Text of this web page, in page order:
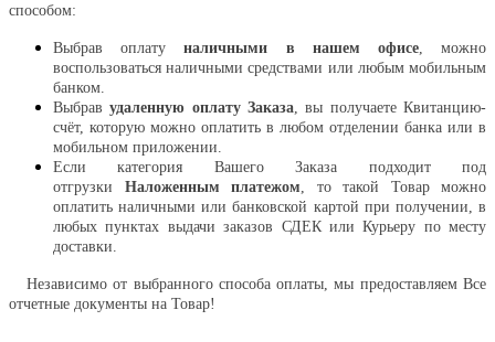
способом:
Выбрав оплатуналичными в нашем офисе, можно
воспользоваться наличными средствами или любым мобильным
банком.
Выбравудаленную оплату Заказа , вы получаете Квитанцию-
счёт, которую можно оплатить в любом отделении банка или в
мобильном приложении.
Если категория Вашего Заказа подходит под
отгрузки Наложенным платежом , то такой Товар можно
оплатить наличными или банковской картой при получении, в
любых пунктах выдачи заказов СДЕК или Курьеру по месту
доставки.
Независимо от выбранного способа оплаты, мы предоставляем Все
отчетные документы на Товар!